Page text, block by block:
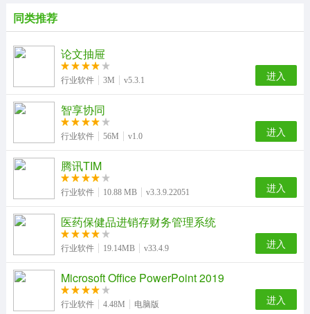
同类推荐
论文抽屉
行业软件 3M v5.3.1 进入
智享协同
行业软件 56M v1.0 进入
腾讯TIM
行业软件 10.88 MB v3.3.9.22051 进入
医药保健品进销存财务管理系统
行业软件 19.14MB v33.4.9 进入
Microsoft Office PowerPoint 2019
行业软件 4.48M 电脑版 进入